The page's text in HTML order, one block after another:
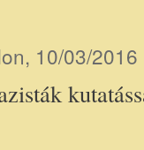
10/03/